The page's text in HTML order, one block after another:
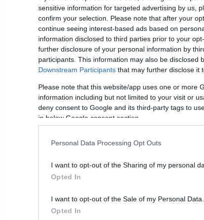
sensitive information for targeted advertising by us,
confirm your selection. Please note that after your
continue seeing interest-based ads based on
information disclosed to third parties prior to your
further disclosure of your personal information by
participants. This information may also be disclosed
Downstream Participants that may further disclose it
Please note that this website/app uses one or more
information including but not limited to your visit or
deny consent to Google and its third-party tags to
in below Google consent section.
Personal Data Processing Opt Outs
I want to opt-out of the Sharing of my personal
Opted In
I want to opt-out of the Sale of my Personal Data.
Opted In
σώματός της άτυχης γυναίκας.
ΔΙΑΦΗΜΙΣΗ